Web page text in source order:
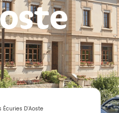
Écuries D’Aoste